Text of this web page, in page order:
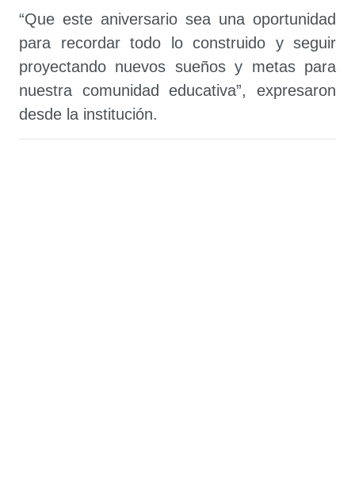
“Que este aniversario sea una oportunidad
para recordar todo lo construido y seguir
proyectando nuevos sueños y metas para
nuestra comunidad educativa”, expresaron
desde la institución.